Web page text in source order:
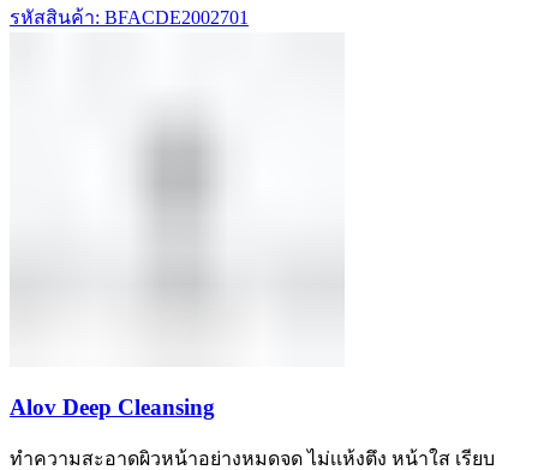
รหัสสินค้า: BFACDE2002701
Alov Deep Cleansing
ทำความสะอาดผิวหน้าอย่างหมดจด ไม่เเห้งตึง หน้าใส เรียบ